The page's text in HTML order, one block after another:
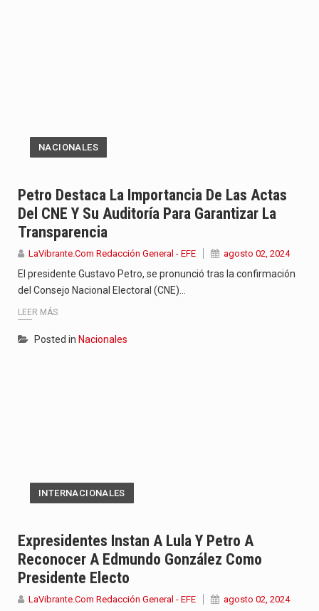
NACIONALES
Petro Destaca La Importancia De Las Actas
Del CNE Y Su Auditoría Para Garantizar La
Transparencia
LaVibrante.Com Redacción General - EFE agosto 02, 2024
El presidente Gustavo Petro, se pronunció tras la confirmación
del Consejo Nacional Electoral (CNE)…
LEER MÁS
Posted in Nacionales
INTERNACIONALES
Expresidentes Instan A Lula Y Petro A
Reconocer A Edmundo González Como
Presidente Electo
LaVibrante.Com Redacción General - EFE agosto 02, 2024